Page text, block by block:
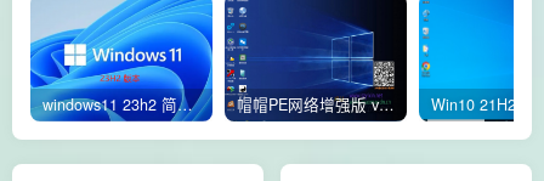
windows11 23h2 简体中文版64位 正式版 帽帽PE网络增强版 v2.4版本